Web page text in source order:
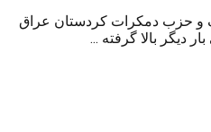
و حزب دمکرات کردستان عراق
دیگر بالا گرفته ...